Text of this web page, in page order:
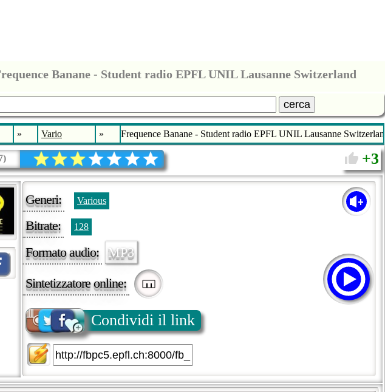
Banane - Student radio EPFL UNIL Lausanne Switzerland
cerca
» Vario » Frequence Banane - Student radio EPFL UNIL Lausanne Switzerland
) 3
Generi: Various
Bitrate: 128
Formato audio: MP3
Sintetizzatore online:
Condividi il link